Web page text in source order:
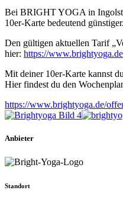
Bei BRIGHT YOGA in
10er-Karte bedeutend günstiger.
Den gültigen aktuellen Tarif
hier: https://
Mit deiner 10er-Karte kannst
Hier findest du den
https://www.brightyoga.de/
Anbieter
Standort